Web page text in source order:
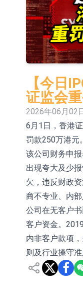
組
段
日
【
特
【
股
台
【
業控
控
新
【
股
【
【
基因
「
子
市
制度
【今日
证监会
2026年06月02
6月1日，香港
罚款250万港元
该公司财务申
出现夸大及少
欠，违反财政
商不专业、内
公司在无客户
客户资金。
内非客户款项
则及行业操守准